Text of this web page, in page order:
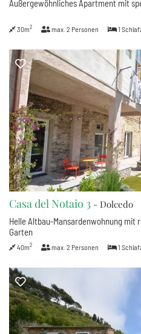
Außergewöhnliches Apartment mit
30m2 max. 2 Personen 1
Casa del Notaio 3 - Dolcedo
Helle Altbau-Mansardenwohnung
Garten
40m2 max. 2 Personen 1